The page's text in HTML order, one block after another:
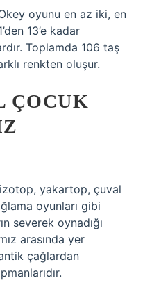
oyunu en az iki, en
13’e kadar
Toplamda 106 taş
renkten oluşur.
ÇOCUK
yakartop, çuval
oyunları gibi
severek oynadığı
arasında yer
çağlardan